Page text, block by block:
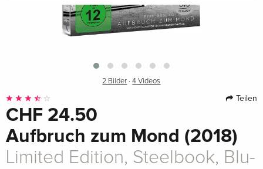
2 Bilder ·4 Videos
Teilen
CHF 24.50
Aufbruch zum Mond (2018)
Limited Edition, Steelbook, Blu-